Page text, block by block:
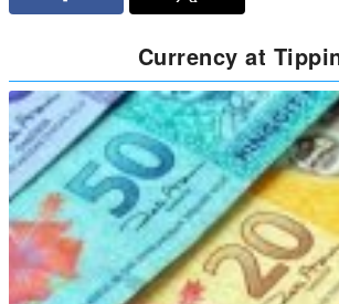
Currency at